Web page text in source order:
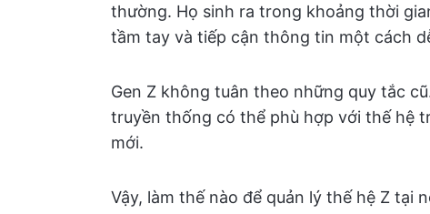
thường. Họ sinh ra trong khoảng thời
tầm tay và tiếp cận thông tin một cách
Gen Z không tuân theo những quy tắc
truyền thống có thể phù hợp với thế hệ
mới.
Vậy, làm thế nào để quản lý thế hệ Z tại